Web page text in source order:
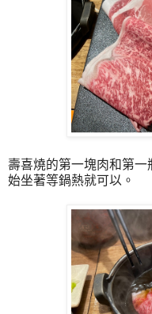
壽喜燒的第一塊肉和第一
始坐著等鍋熱就可以。